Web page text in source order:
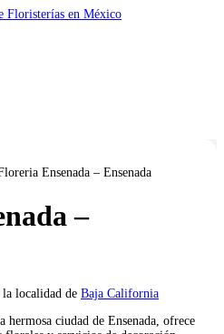
Ensenada – Ensenada
–
localidad de Baja California
hermosa ciudad de Ensenada, ofrece